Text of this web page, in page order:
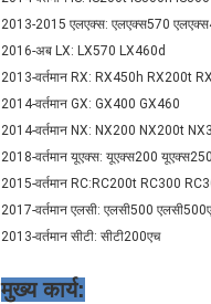
2013-2015 एलएक्स: एलएक्स570
2016-अब LX: LX570 LX460d
2013-वर्तमान RX: RX450h RX200t
2014-वर्तमान GX: GX400 GX460
2014-वर्तमान NX: NX200 NX200t
2018-वर्तमान यूएक्स: यूएक्स200
2015-वर्तमान RC:RC200t RC300
2017-वर्तमान एलसी: एलसी500
2013-वर्तमान सीटी: सीटी200एच
मुख्य कार्य: